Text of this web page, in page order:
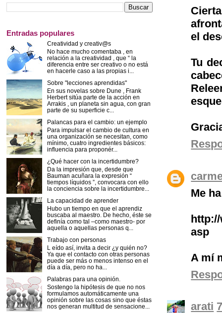
el
Tu
Me
asp
A mí
arati
Entradas populares
Creatividad y creativ@s
No hace mucho comentaba , en
relación a la creatividad , que “ la
diferencia entre ser creativo o no está
en hacerle caso a las propias i...
Sobre "lecciones aprendidas"
En sus novelas sobre Dune , Frank
Herbert sitúa parte de la acción en
Arrakis , un planeta sin agua, con gran
parte de su superficie c...
Palancas para el cambio: un ejemplo
Para impulsar el cambio de cultura en
una organización se necesitan, como
mínimo, cuatro ingredientes básicos:
influencia para proponér...
¿Qué hacer con la incertidumbre?
Da la impresión que, desde que
Bauman acuñara la expresión “
tiempos líquidos ”, convocara con ello
la conciencia sobre la incertidumbre...
La capacidad de aprender
Hubo un tiempo en que el aprendiz
buscaba al maestro. De hecho, éste se
definía como tal –como maestro- por
aquella o aquellas personas q...
Trabajo con personas
L eído así, invita a decir ¿y quién no?
Ya que el contacto con otras personas
puede ser más o menos intenso en el
día a día, pero no ha...
Palabras para una opinión.
Sostengo la hipótesis de que no nos
formulamos automáticamente una
opinión sobre las cosas sino que éstas
nos generan multitud de sensacione...